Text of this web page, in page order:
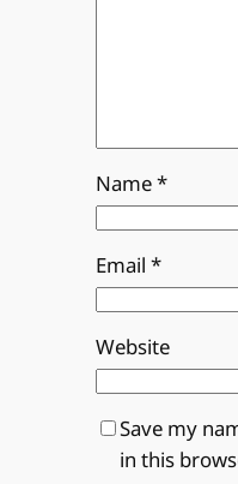
Name*
Email*
Website
Save my
in this